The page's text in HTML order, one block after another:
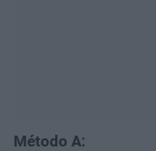
Método A: